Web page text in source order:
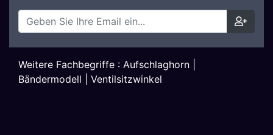
Weitere Fachbegriffe : Aufschlaghorn
Bändermodell
Ventilsitzwinkel